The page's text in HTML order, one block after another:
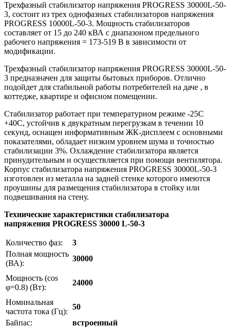
Трехфазный стабилизатор напряжения PROGRESS 30000L-50-
3, состоит из трех однофазных стабилизаторов напряжения
PROGRESS 10000L-50-3. Мощность стабилизаторов
составляет от 15 до 240 кВА с диапазоном предельного
рабочего напряжения = 173-519 В в зависимости от
модификации.
Трехфазный стабилизатор напряжения PROGRESS 30000L-50-
3 предназначен для защиты бытовых приборов. Отлично
подойдет для стабильной работы потребителей на даче , в
коттедже, квартире и офисном помещении.
Стабилизатор работает при температурном режиме -25С
+40С, устойчив к двукратным перегрузкам в течении 10
секунд, оснащен информативным ЖК-дисплеем с основными
показателями, обладает низким уровнем шума и точностью
стабилизации 3%. Охлаждение стабилизатора является
принудительным и осуществляется при помощи вентилятора.
Корпус стабилизатора напряжения PROGRESS 30000L-50-3
изготовлен из металла на задней стенке которого имеются
проушины для размещения стабилизатора в стойку или
подвешивания на стену.
Технические характеристики стабилизатора
напряжения PROGRESS 30000 L-50-3
Количество фаз:
3
Полная мощность
(ВА):
30000
Мощность (cos
φ=0.8) (Вт):
24000
Номинальная
частота тока (Гц):
50
Байпас:
встроенный